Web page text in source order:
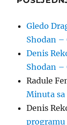
Gledo
Shodan –
Denis
Shodan –
Radule
Minuta sa
Denis
programu